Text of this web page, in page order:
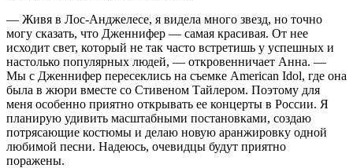
— Живя в Лос-Анджелесе, я видела много звезд, но точно
могу сказать, что Дженнифер — самая красивая. От нее
исходит свет, который не так часто встретишь у успешных и
настолько популярных людей, — откровенничает Анна. —
Мы с Дженнифер пересеклись на съемке American Idol, где она
была в жюри вместе со Стивеном Тайлером. Поэтому для
меня особенно приятно открывать ее концерты в России. Я
планирую удивить масштабными постановками, создаю
потрясающие костюмы и делаю новую аранжировку одной
любимой песни. Надеюсь, очевидцы будут приятно
поражены.